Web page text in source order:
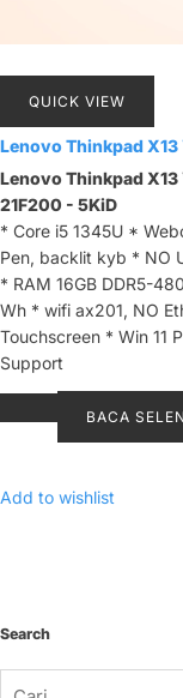
QUICK VIEW
Lenovo Thinkpad
Lenovo Thinkpad
21F200 - 5KiD
* Core i5 1345U *
Pen, backlit kyb * NO
* RAM 16GB DDR5-
Wh * wifi ax201, NO
Touchscreen * Win 11
Support
BACA
Add to wishlist
Search